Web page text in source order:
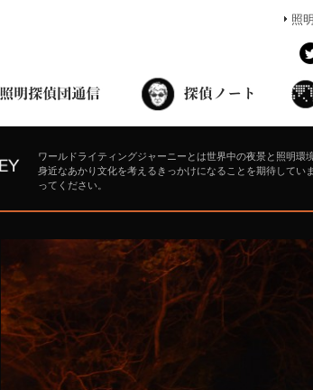
照
ワールドライティングジャーニーとは世界中の夜景と照明
身近なあかり文化を考えるきっかけになることを期待して
ってください。